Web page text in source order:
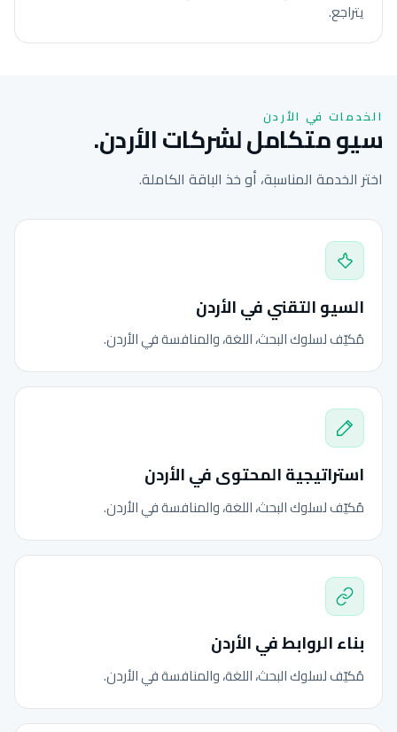
يتراجع.
الخدمات في الأردن
سيو متكامل لشركات الأردن.
اختر الخدمة المناسبة، أو خذ الباقة الكاملة.
السيو التقني في الأردن
مُكيّف لسلوك البحث، اللغة، والمنافسة في الأردن.
استراتيجية المحتوى في الأردن
مُكيّف لسلوك البحث، اللغة، والمنافسة في الأردن.
بناء الروابط في الأردن
مُكيّف لسلوك البحث، اللغة، والمنافسة في الأردن.